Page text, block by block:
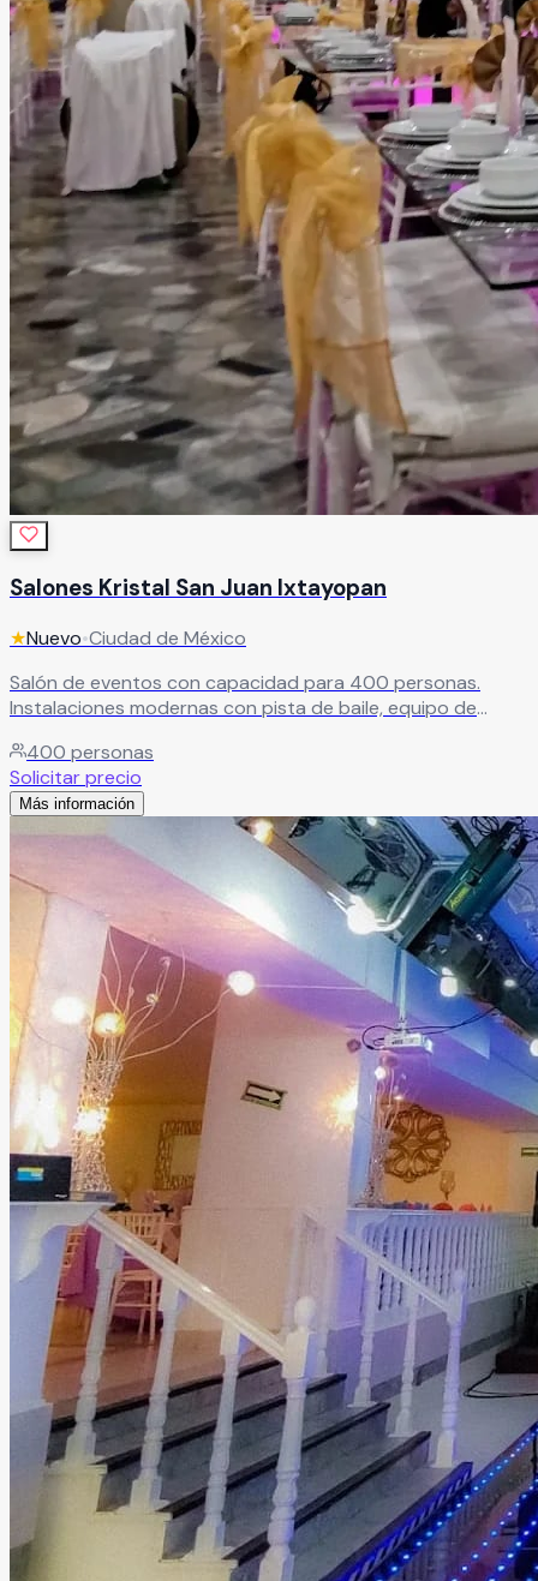
Salones Kristal San Juan Ixtayopan
★Nuevo•Ciudad de México
Salón de eventos con capacidad para 400 personas.
Instalaciones modernas con pista de baile, equipo de
gran impacto.Leer más
400 personas
Solicitar precio
Más información